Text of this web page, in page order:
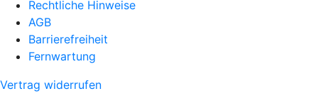
Rechtliche Hinweise
AGB
Barrierefreiheit
Fernwartung
Vertrag widerrufen